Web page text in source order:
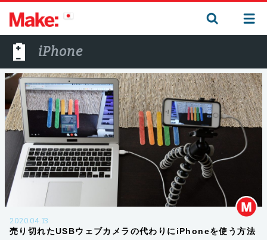
iPhone
2020.04.13
売り切れたUSBウェブカメラの代わりにiPhoneを使う方法